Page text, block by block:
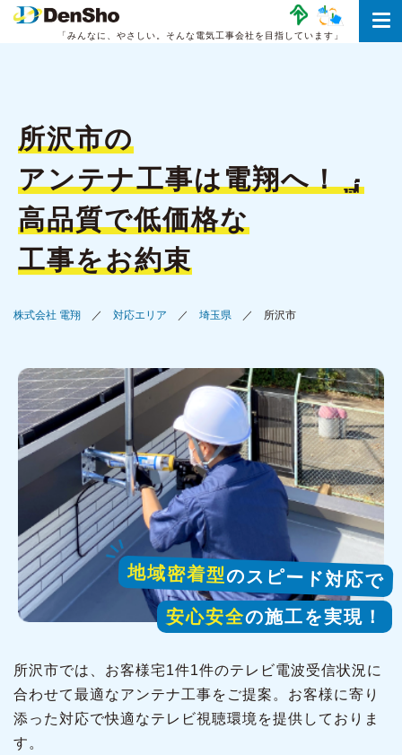
「みんなに、やさしい。 そんな電気工事会社を目指しています」
所沢市の
アンテナ工事は電翔へ！
高品質で低価格な
工事をお約束
株式会社 電翔 対応エリア 埼玉県 所沢市
地域密着型のスピード対応で
安心安全の施工を実現！
所沢市では、お客様宅1件1件のテレビ電波受信状況に
合わせて最適なアンテナ工事をご提案。お客様に寄り
添った対応で快適なテレビ視聴環境を提供しておりま
す。